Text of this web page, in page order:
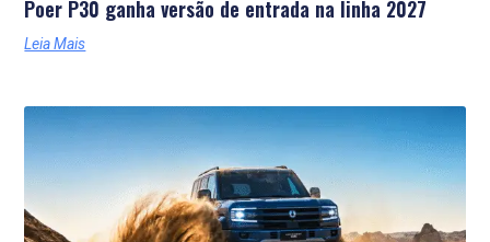
Poer P30 ganha versão de entrada na linha 2027
Leia Mais